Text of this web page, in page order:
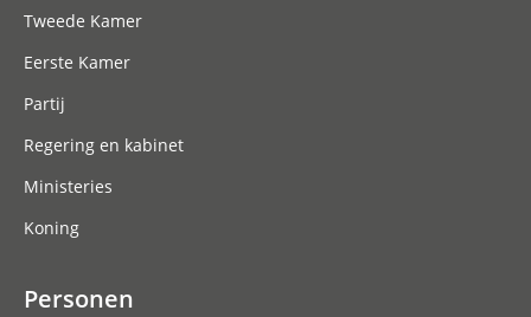
Tweede Kamer
Eerste Kamer
Partij
Regering en kabinet
Ministeries
Koning
Personen